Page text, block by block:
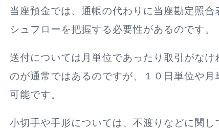
当座預金では、通帳の代わりに当座勘定照
シュフローを把握する必要性があるのです。
送付については月単位であったり取引がなけ
のが通常ではあるのですが、１０日単位や月
可能です。
小切手や手形については、不渡りなどに関し